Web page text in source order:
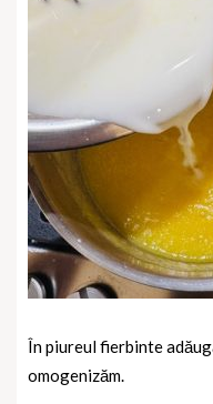
În piureul fierbinte
omogenizăm.